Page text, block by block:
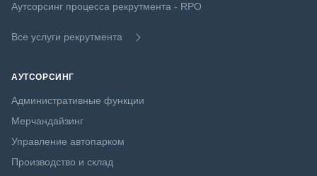
Аутсорсинг процесса рекрутмента - RPO
Все услуги рекрутмента
АУТСОРСИНГ
Административные функции
Мерчандайзинг
Управление автопарком
Производство и склад